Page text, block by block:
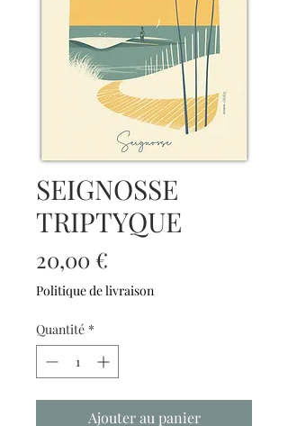
SEIGNOSSE
TRIPTYQUE
20,00 €
Politique de livraison
Quantité *
Ajouter au panier